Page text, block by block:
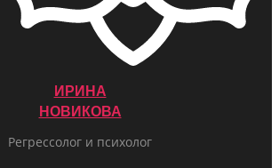
ИРИНА
НОВИКОВА
Регрессолог и психолог